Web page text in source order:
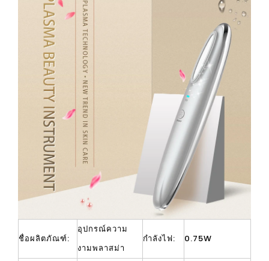
ชื่อผลิตภัณฑ์:
อุปกรณ์ความ
งามพลาสม่า
กำลังไฟ: 0.75W